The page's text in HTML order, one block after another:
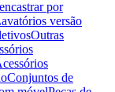
por
versão
Outras
Conjuntos de